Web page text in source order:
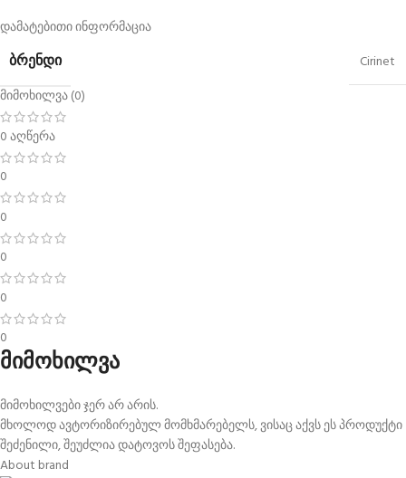
დამატებითი ინფორმაცია
ᲑᲠᲔᲜᲓᲘ
Cirinet
მიმოხილვა (0)
0 აღწერა
0
0
0
0
0
მიმოხილვა
მიმოხილვები ჯერ არ არის.
მხოლოდ ავტორიზირებულ მომხმარებელს, ვისაც აქვს ეს პროდუქტი
შეძენილი, შეუძლია დატოვოს შეფასება.
About brand